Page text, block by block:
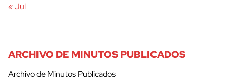
« Jul
ARCHIVO DE MINUTOS PUBLICADOS
Archivo de Minutos Publicados